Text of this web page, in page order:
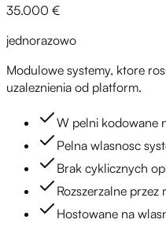
35.000 €
jednorazowo
Modulowe systemy, ktore
uzaleznienia od platform.
W pelni kodowane
Pelna wlasnosc
Brak cyklicznych
Rozszerzalne przez
Hostowane na